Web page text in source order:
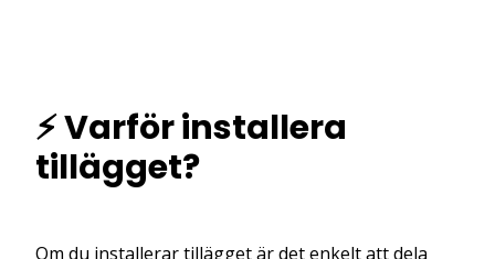
⚡ Varför installera
tillägget?
Om du installerar tillägget är det enkelt att dela